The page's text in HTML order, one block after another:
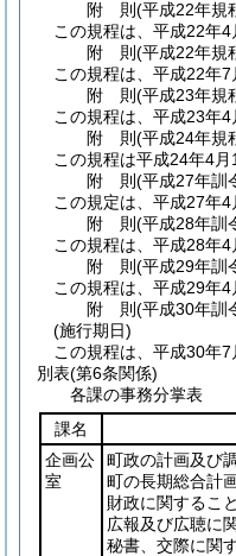
附 則(平成22年規
この規程は、平成22年4
附 則(平成22年規
この規程は、平成22年7
附 則(平成23年規
この規程は、平成23年4
附 則(平成24年規
この規程は平成24年4月
附 則(平成27年訓
この規定は、平成27年4
附 則(平成28年訓
この規程は、平成28年4
附 則(平成29年訓
この規程は、平成29年4
附 則(平成30年訓
(施行期日)
この規程は、平成30年7
別表(第6条関係)
各課の事務分掌表
課名
企画公
室
町政の計画及び
町の長期総合計
財政に関すること
広報及び広聴に
秘書、交際に関